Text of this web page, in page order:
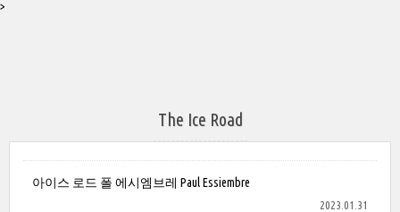
>
The Ice Road
아이스 로드 폴 에시엠브레 Paul Essiembre
2023.01.31